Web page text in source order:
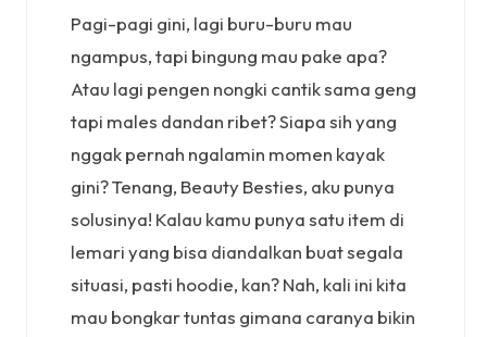
Pagi-pagi gini, lagi buru-buru mau
ngampus, tapi bingung mau pake apa?
Atau lagi pengen nongki cantik sama geng
tapi males dandan ribet? Siapa sih yang
nggak pernah ngalamin momen kayak
gini? Tenang, Beauty Besties, aku punya
solusinya! Kalau kamu punya satu item di
lemari yang bisa diandalkan buat segala
situasi, pasti hoodie, kan? Nah, kali ini kita
mau bongkar tuntas gimana caranya bikin